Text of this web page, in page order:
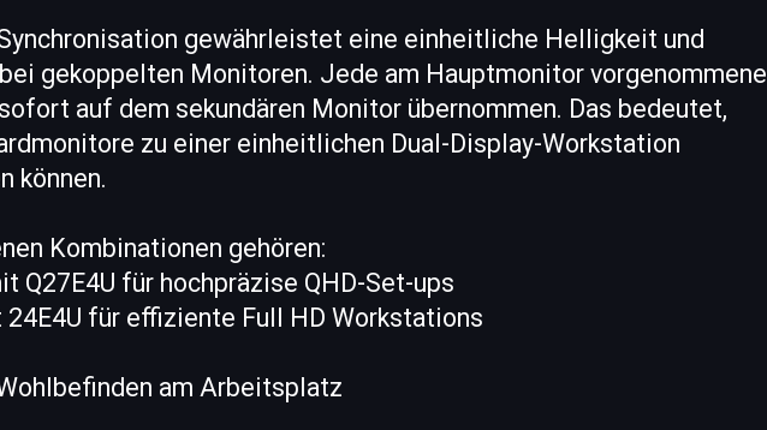
gewährleistet eine einheitliche Helligkeit und
gekoppelten Monitoren. Jede am Hauptmonitor vorgenommene
auf dem sekundären Monitor übernommen. Das bedeutet,
zu einer einheitlichen Dual-Display-Workstation
können.
Kombinationen gehören:
Q27E4U für hochpräzise QHD-Set-ups
für effiziente Full HD Workstations
am Arbeitsplatz